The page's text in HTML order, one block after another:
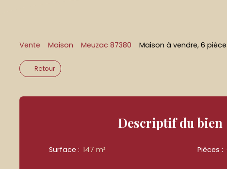
Vente Maison Meuzac 87380 Maison à vendre, 6
Retour
Descriptifdu bien
Surface : 147 m² Pièces :